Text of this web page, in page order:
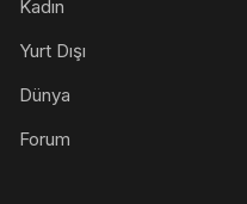
Kadın
Yurt Dışı
Dünya
Forum